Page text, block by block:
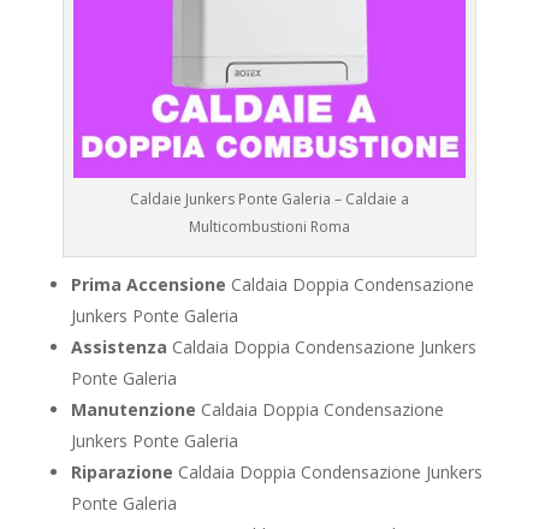
Caldaie Junkers Ponte Galeria – Caldaie a
Multicombustioni Roma
Prima Accensione Caldaia Doppia Condensazione
Junkers Ponte Galeria
Assistenza Caldaia Doppia Condensazione Junkers
Ponte Galeria
Manutenzione Caldaia Doppia Condensazione
Junkers Ponte Galeria
Riparazione Caldaia Doppia Condensazione Junkers
Ponte Galeria